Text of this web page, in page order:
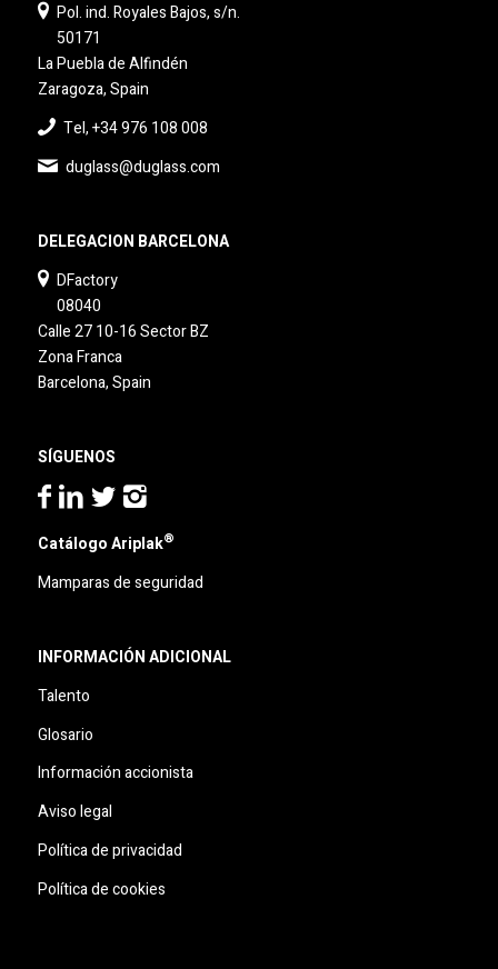
Pol. ind. Royales Bajos, s/n.
50171
La Puebla de Alfindén
Zaragoza, Spain
Tel, +34 976 108 008
duglass@duglass.com
DELEGACION BARCELONA
DFactory
08040
Calle 27 10-16 Sector BZ
Zona Franca
Barcelona, Spain
SÍGUENOS
Catálogo Ariplak®
Mamparas de seguridad
INFORMACIÓN ADICIONAL
Talento
Glosario
Información accionista
Aviso legal
Política de privacidad
Política de cookies